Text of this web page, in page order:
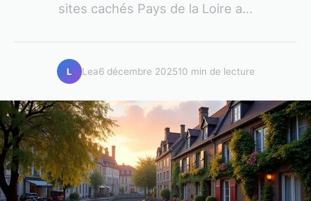
sites cachés Pays de la Loire a...
L Lea6 décembre 202510 min de lecture